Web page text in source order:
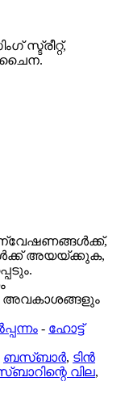
സ്ട്രീറ്റ്,
ചൈന.
അന്വേഷണങ്ങൾക്ക്,
അയയ്ക്കുക,
അവകാശങ്ങളും
- ഹോട്ട്
ബസ്ബാർ, ടിൻ
വില,